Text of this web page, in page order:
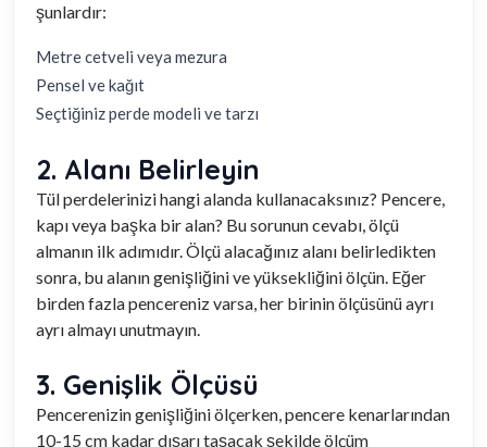
şunlardır:
Metre cetveli veya mezura
Pensel ve kağıt
Seçtiğiniz perde modeli ve tarzı
2. Alanı Belirleyin
Tül perdelerinizi hangi alanda kullanacaksınız? Pencere,
kapı veya başka bir alan? Bu sorunun cevabı, ölçü
almanın ilk adımıdır. Ölçü alacağınız alanı belirledikten
sonra, bu alanın genişliğini ve yüksekliğini ölçün. Eğer
birden fazla pencereniz varsa, her birinin ölçüsünü ayrı
ayrı almayı unutmayın.
3. Genişlik Ölçüsü
Pencerenizin genişliğini ölçerken, pencere kenarlarından
10-15 cm kadar dışarı taşacak şekilde ölçüm